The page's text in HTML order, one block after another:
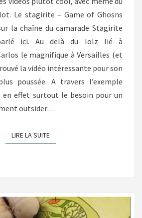
Le stagirite – Game of Ghosns
la chaîne du camarade Stagirite
ici. Au delà du lolz lié à
le magnifique à Versailles (et
la vidéo intéressante pour son
poussée. A travers l’exemple
en effet surtout le besoin pour un
outsider…
LIRE LA SUITELIRE LA SUITE